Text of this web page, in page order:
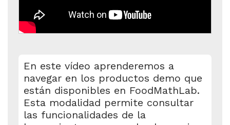
En este vídeo aprenderemos a
navegar en los productos demo que
están disponibles en FoodMathLab.
Esta modalidad permite consultar
las funcionalidades de la